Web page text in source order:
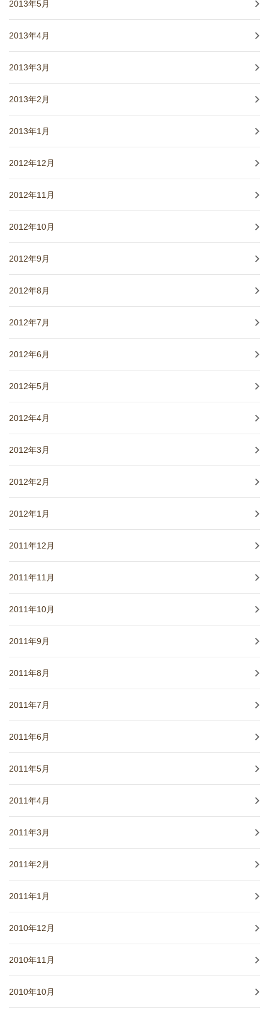
2013年5月
2013年4月
2013年3月
2013年2月
2013年1月
2012年12月
2012年11月
2012年10月
2012年9月
2012年8月
2012年7月
2012年6月
2012年5月
2012年4月
2012年3月
2012年2月
2012年1月
2011年12月
2011年11月
2011年10月
2011年9月
2011年8月
2011年7月
2011年6月
2011年5月
2011年4月
2011年3月
2011年2月
2011年1月
2010年12月
2010年11月
2010年10月